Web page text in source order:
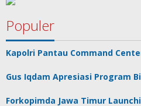
Populer
Kapolri Pantau Command
Gus Iqdam Apresiasi Program
Forkopimda Jawa Timur